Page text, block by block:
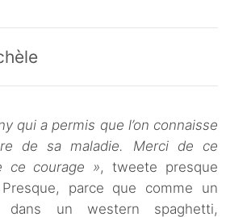
qui a permis que l’on connaisse
de sa maladie. Merci de ce
ce courage », tweete presque
parce que comme un
dans un western spaghetti,